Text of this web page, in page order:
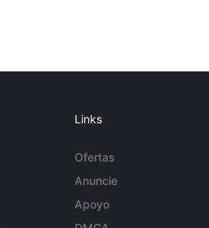
Links
Ofertas
Anuncie
Apoyo